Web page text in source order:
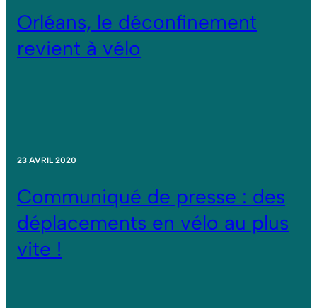
Orléans, le déconfinement
revient à vélo
23 AVRIL 2020
Communiqué de presse : des
déplacements en vélo au plus
vite !